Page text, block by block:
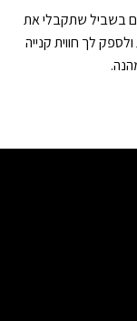
בשביל שתקבלי את
לך חווית קנייה